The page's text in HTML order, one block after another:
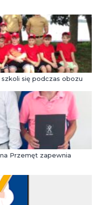
szkoli się podczas obozu
Przemęt zapewnia